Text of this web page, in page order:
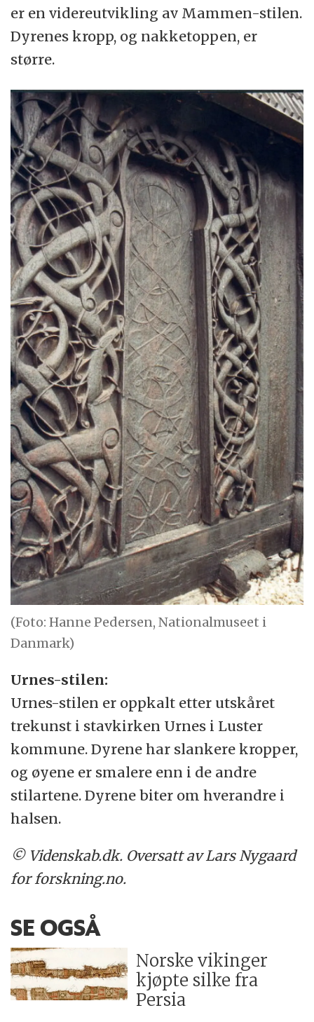
er en videreutvikling av Mammen-stilen.
Dyrenes kropp, og nakketoppen, er
større.
(Foto: Hanne Pedersen, Nationalmuseet i
Danmark)
Urnes-stilen:
Urnes-stilen er oppkalt etter utskåret
trekunst i stavkirken Urnes i Luster
kommune. Dyrene har slankere kropper,
og øyene er smalere enn i de andre
stilartene. Dyrene biter om hverandre i
halsen.
© Videnskab.dk. Oversatt av Lars Nygaard
for forskning.no.
SE OGSÅ
Norske vikinger
kjøpte silke fra
Persia